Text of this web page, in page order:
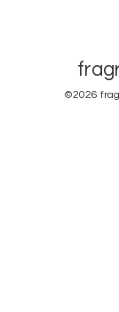
©2026